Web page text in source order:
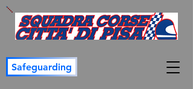
Safeguarding